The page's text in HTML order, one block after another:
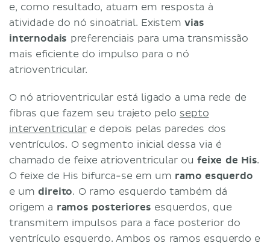
e, como resultado, atuam em resposta à
atividade do nó sinoatrial. Existemvias
internodais preferenciais para uma transmissão
mais eficiente do impulso para o nó
atrioventricular.
O nó atrioventricular está ligado a uma rede de
fibras que fazem seu trajeto pelo septo
interventriculare depois pelas paredes dos
ventrículos. O segmento inicial dessa via é
chamado de feixe atrioventricular oufeixe de His.
O feixe de His bifurca-se em um ramo esquerdo
e umdireito. O ramo esquerdo também dá
origem a ramos posteriores esquerdos, que
transmitem impulsos para a face posterior do
ventrículo esquerdo. Ambos os ramos esquerdo e